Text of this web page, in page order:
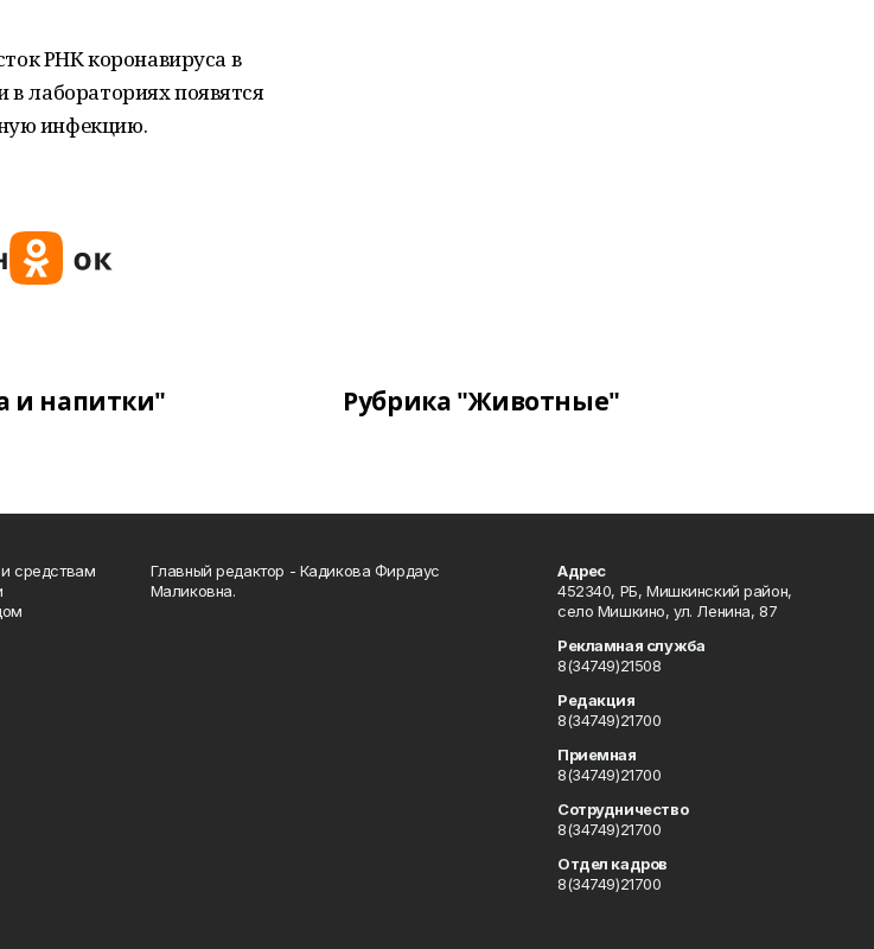
РНК коронавируса в
в лабораториях появятся
инфекцию.
и напитки" Рубрика "Животные"
средствам
Главный редактор - Кадикова Фирдаус
Маликовна.
Адрес
452340, РБ, Мишкинский район,
село Мишкино, ул. Ленина, 87
Рекламная служба
8(34749)21508
Редакция
8(34749)21700
Приемная
8(34749)21700
Сотрудничество
8(34749)21700
Отдел кадров
8(34749)21700